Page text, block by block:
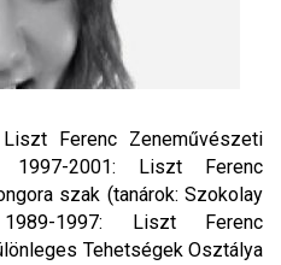
Ferenc Zeneművészeti
1997-2001: Liszt Ferenc
szak (tanárok: Szokolay
1997: Liszt Ferenc
Tehetségek Osztálya